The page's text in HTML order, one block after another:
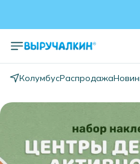
КолумбусРаспродажа